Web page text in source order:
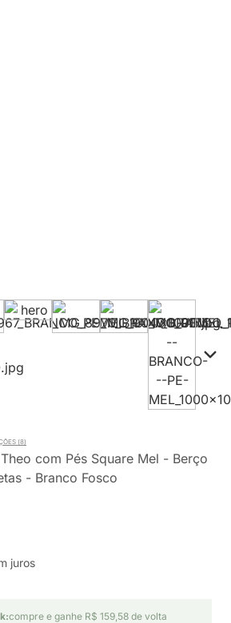
com Pés Square Mel - Berço
- Branco Fosco
(8)
juros
compre e ganhe R$ 159,58 de volta